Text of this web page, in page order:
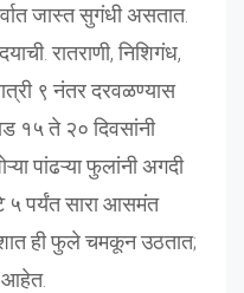
जास्त सुगंधी असतात.
रातराणी, निशिगंध,
९ नंतर दरवळण्यास
१५ ते २० दिवसांनी
पांढऱ्या फुलांनी अगदी
५ पर्यंत सारा आसमंत
ही फुले चमकून उठतात;
आहेत.